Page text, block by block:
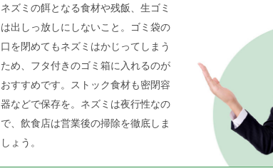
ネズミの餌となる食材や残飯、生ゴミ
は出しっ放しにしないこと。ゴミ袋の
口を閉めてもネズミはかじってしまう
ため、フタ付きのゴミ箱に入れるのが
おすすめです。ストック食材も密閉容
器などで保存を。ネズミは夜行性なの
で、飲食店は営業後の掃除を徹底しま
しょう。